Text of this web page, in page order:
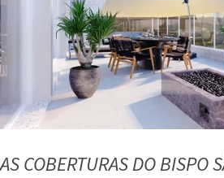
AS COBERTURAS DO BISPO